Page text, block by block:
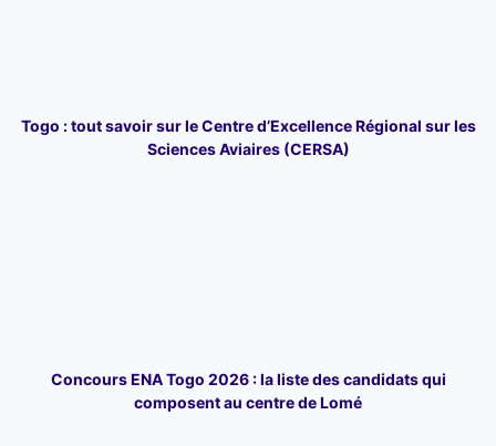
Togo : tout savoir sur le Centre d’Excellence Régional sur les
Sciences Aviaires (CERSA)
Concours ENA Togo 2026 : la liste des candidats qui
composent au centre de Lomé